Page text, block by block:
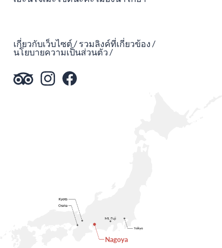
เกี่ยวกับเว็บไซต์ รวมลิงค์ที่เกี่ยวข้อง
นโยบายความเป็นส่วนตัว